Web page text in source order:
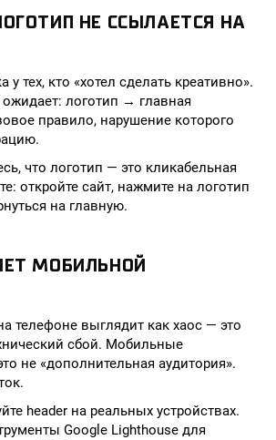
НЕ ССЫЛАЕТСЯ НА
у тех, кто «хотел сделать креативно».
логотип → главная
правило, нарушение которого
что логотип — это кликабельная
откройте сайт, нажмите на логотип
на главную.
МОБИЛЬНОЙ
телефоне выглядит как хаос — это
сбой. Мобильные
не «дополнительная аудитория».
header на реальных устройствах.
Google Lighthouse для